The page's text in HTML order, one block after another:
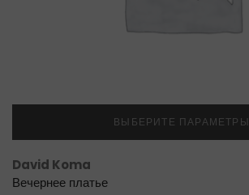
ВЫБЕРИТЕ ПАРАМЕТРЫ
David Koma
Вечернее платье